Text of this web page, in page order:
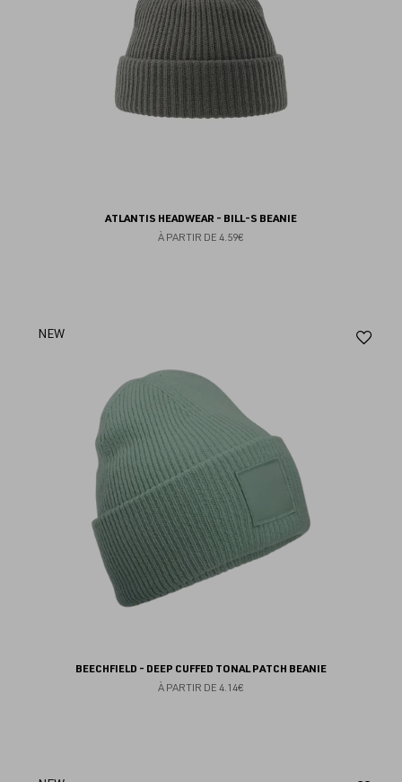
ATLANTIS HEADWEAR - BILL-S BEANIE
À PARTIR DE 4.59€
NEW
BEECHFIELD - DEEP CUFFED TONAL PATCH BEANIE
À PARTIR DE 4.14€